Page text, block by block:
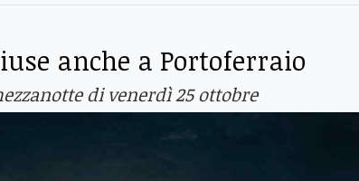
anche a Portoferraio
di venerdì 25 ottobre